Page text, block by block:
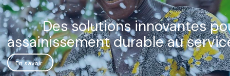
Des solutions innovantes
assainissement durable au
En savoir